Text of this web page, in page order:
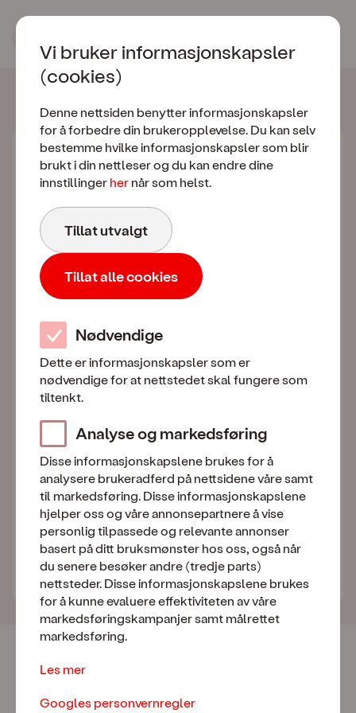
Bestill FolkePakka
Uten kredittsjekk
1 GB
Norges beste 5G-dekning fra Telia
EU/EØS inkludert
Totalt 149,– /mnd.
Fortsett med BankID
BankID bekrefter kun at du er deg, du bestiller
ingenting ennå.
Allerede kunde?
Endre ditt eksisterende abonnement her
Norges mest fornøyde mobilkunder -
Vi bruker informasjonskapsler
(cookies)
Denne nettsiden benytter informasjonskapsler
for å forbedre din brukeropplevelse. Du kan selv
bestemme hvilke informasjonskapsler som blir
brukt i din nettleser og du kan endre dine
innstillinger her når som helst.
Tillat utvalgt
Tillat alle cookies
Nødvendige
Dette er informasjonskapsler som er
nødvendige for at nettstedet skal fungere som
tiltenkt.
Analyse og markedsføring
Disse informasjonskapslene brukes for å
analysere brukeradferd på nettsidene våre samt
til markedsføring. Disse informasjonskapslene
hjelper oss og våre annonsepartnere å vise
personlig tilpassede og relevante annonser
basert på ditt bruksmønster hos oss, også når
du senere besøker andre (tredje parts)
nettsteder. Disse informasjonskapslene brukes
for å kunne evaluere effektiviteten av våre
markedsføringskampanjer samt målrettet
markedsføring.
Les mer
Googles personvernregler